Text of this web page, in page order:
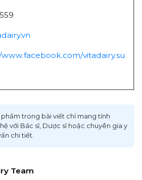
vitadairy.su
phẩm trong bài viết chỉ mang tính
với Bác sĩ, Dược sĩ hoặc chuyên gia y
chi tiết.
Team